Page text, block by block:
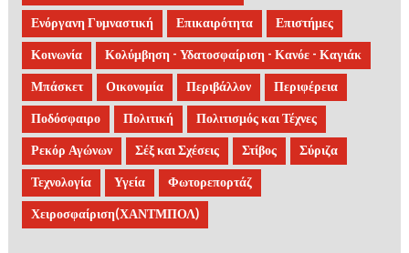
Ενόργανη Γυμναστική Επικαιρότητα Επιστήμες
Κοινωνία Κολύμβηση - Υδατοσφαίριση - Κανόε - Καγιάκ
Μπάσκετ Οικονομία Περιβάλλον Περιφέρεια
Ποδόσφαιρο Πολιτική Πολιτισμός και Τέχνες
Ρεκόρ Αγώνων Σέξ και Σχέσεις Στίβος Σύριζα
Τεχνολογία Υγεία Φωτορεπορτάζ
Χειροσφαίριση(ΧΑΝΤΜΠΟΛ)